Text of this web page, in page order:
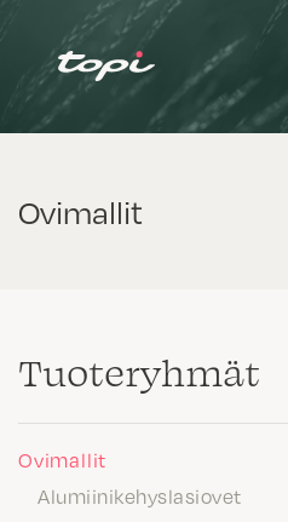
Ovimallit
Tuote­ryhmät
Ovimallit
Alumiinikehyslasiovet